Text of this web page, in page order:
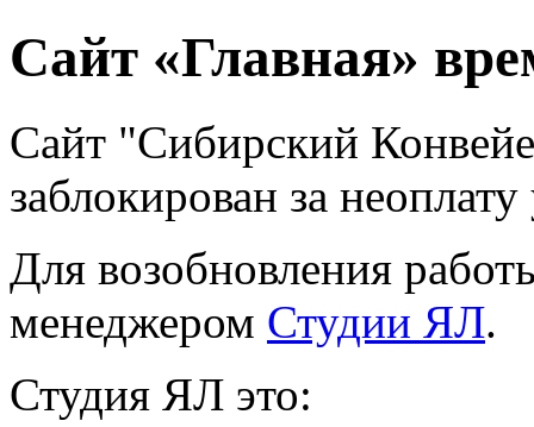
Сайт «Главная»
Сайт "Сибирский
заблокирован за
Для возобновления
менеджером Студии ЯЛ.
Студия ЯЛ это: